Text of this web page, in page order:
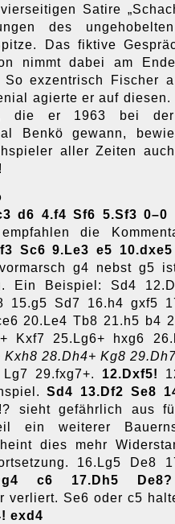
Satire
des
Das fiktive
nimmt dabei am
So exzentrisch Fischer
agierte er auf diesen.
die er 1963 bei
Benkö gewann,
aller Zeiten
d6 4.f4 Sf6 5.Sf3 0–0
die
Sc6 9.Le3 e5
g4 nebst g5
Ein Beispiel: Sd4
15.g5 Sd7 16.h4 gxf5
20.Le4 Tb8 21.h5 b4
Kxf7 25.Lg6+ hxg6
28.Dh4+ Kg8
29.fxg7+. 12.Dxf5!
Sd4 13.Df2 Se8
sieht gefährlich aus
ein weiterer
dies mehr
16.Lg5 De8
c6 17.Dh5
verliert. Se6 oder c5
exd4